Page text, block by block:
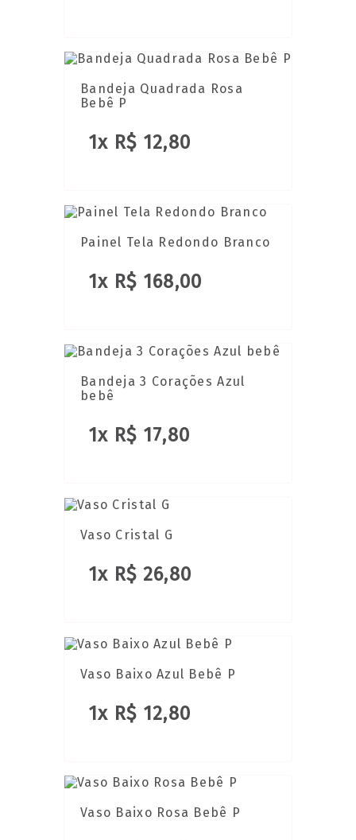
Bandeja Quadrada Rosa
Bebê P
1x R$ 12,80
Painel Tela Redondo Branco
1x R$ 168,00
Bandeja 3 Corações Azul
bebê
1x R$ 17,80
Vaso Cristal G
1x R$ 26,80
Vaso Baixo Azul Bebê P
1x R$ 12,80
Vaso Baixo Rosa Bebê P